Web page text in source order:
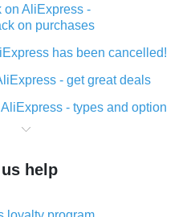
on AliExpress -
on purchases
has been cancelled!
- get great deals
- types and option
making purchases on
cash back for AliExpress
help